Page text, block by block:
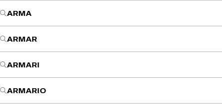
ARMA
ARMAR
ARMARI
ARMARIO